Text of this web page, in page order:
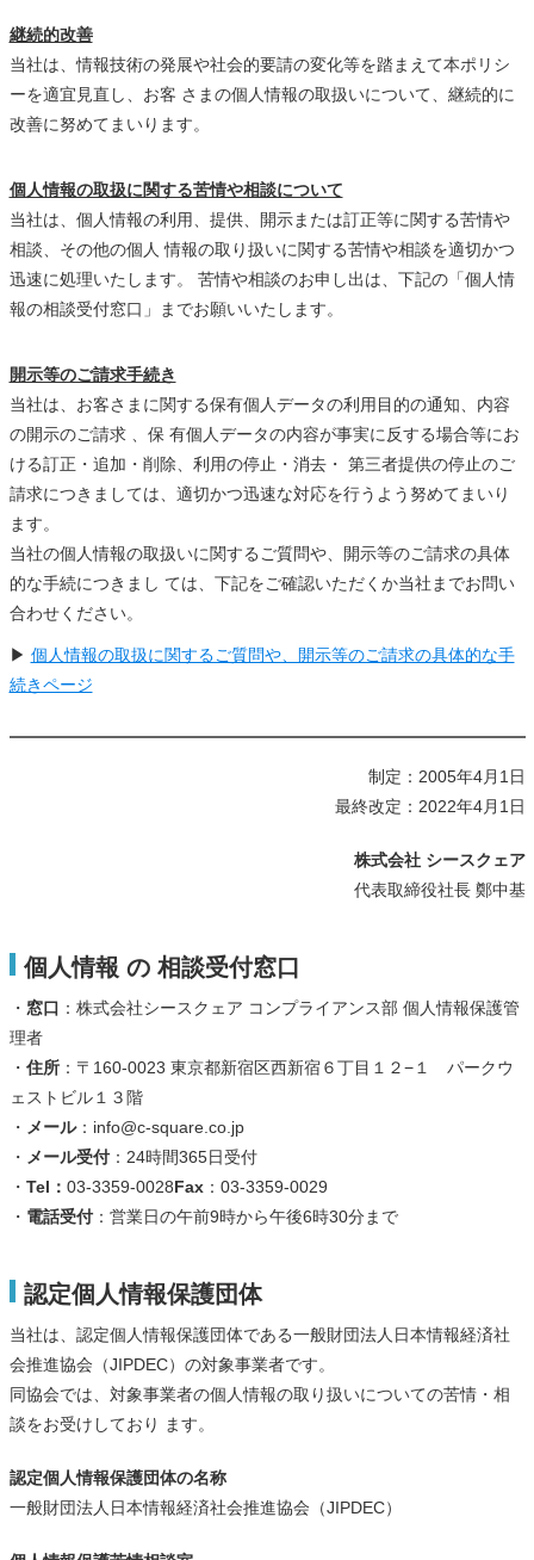
継続的改善
当社は、情報技術の発展や社会的要請の変化等を踏まえて本ポリシ
ーを適宜見直し、お客 さまの個人情報の取扱いについて、継続的に
改善に努めてまいります。
個人情報の取扱に関する苦情や相談について
当社は、個人情報の利用、提供、開示または訂正等に関する苦情や
相談、その他の個人 情報の取り扱いに関する苦情や相談を適切かつ
迅速に処理いたします。 苦情や相談のお申し出は、下記の「個人情
報の相談受付窓口」までお願いいたします。
開示等のご請求手続き
当社は、お客さまに関する保有個人データの利用目的の通知、内容
の開示のご請求 、保 有個人データの内容が事実に反する場合等にお
ける訂正・追加・削除、利用の停止・消去・ 第三者提供の停止のご
請求につきましては、適切かつ迅速な対応を行うよう努めてまいり
ます。
当社の個人情報の取扱いに関するご質問や、開示等のご請求の具体
的な手続につきまし ては、下記をご確認いただくか当社までお問い
合わせください。
▶ 個人情報の取扱に関するご質問や、開示等のご請求の具体的な手
続きページ
制定：2005年4月1日
最終改定：2022年4月1日
株式会社 シースクェア
代表取締役社長 鄭中基
個人情報 の 相談受付窓口
・ 窓口 ：株式会社シースクェア コンプライアンス部 個人情報保護管
理者
・ 住所：〒160-0023 東京都新宿区西新宿６丁目１２−１ パークウ
ェストビル１３階
・ メール：info@c-square.co.jp
・ メール受付：24時間365日受付
・ Tel： 03-3359-0028Fax：03-3359-0029
・ 電話受付：営業日の午前9時から午後6時30分まで
認定個人情報保護団体
当社は、認定個人情報保護団体である一般財団法人日本情報経済社
会推進協会（JIPDEC）の対象事業者です。
同協会では、対象事業者の個人情報の取り扱いについての苦情・相
談をお受けしており ます。
認定個人情報保護団体の名称
一般財団法人日本情報経済社会推進協会（JIPDEC）